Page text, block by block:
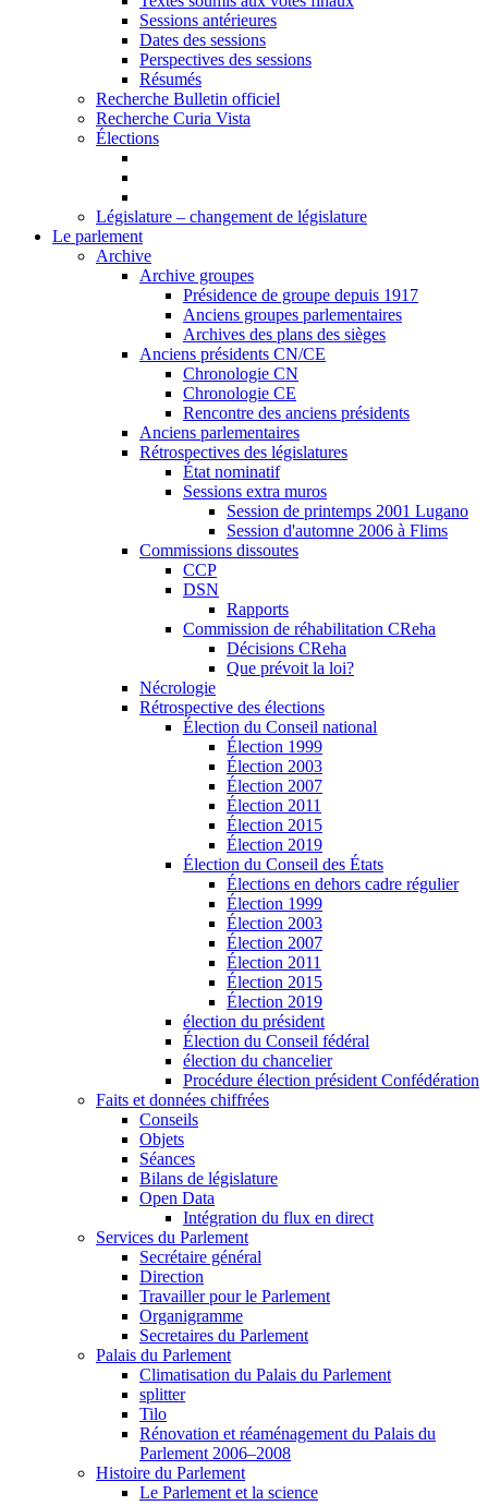
Sessions antérieures
Dates des sessions
Perspectives des sessions
Résumés
Recherche Bulletin officiel
Recherche Curia Vista
Élections
Législature – changement de législature
Le parlement
Archive
Archive groupes
Présidence de groupe depuis 1917
Anciens groupes parlementaires
Archives des plans des sièges
Anciens présidents CN/CE
Chronologie CN
Chronologie CE
Rencontre des anciens présidents
Anciens parlementaires
Rétrospectives des législatures
État nominatif
Sessions extra muros
Session de printemps 2001 Lugano
Session d'automne 2006 à Flims
Commissions dissoutes
CCP
DSN
Rapports
Commission de réhabilitation CReha
Décisions CReha
Que prévoit la loi?
Nécrologie
Rétrospective des élections
Élection du Conseil national
Élection 1999
Élection 2003
Élection 2007
Élection 2011
Élection 2015
Élection 2019
Élection du Conseil des États
Élections en dehors cadre régulier
Élection 1999
Élection 2003
Élection 2007
Élection 2011
Élection 2015
Élection 2019
élection du président
Élection du Conseil fédéral
élection du chancelier
Procédure élection président Confédération
Faits et données chiffrées
Conseils
Objets
Séances
Bilans de législature
Open Data
Intégration du flux en direct
Services du Parlement
Secrétaire général
Direction
Travailler pour le Parlement
Organigramme
Secretaires du Parlement
Palais du Parlement
Climatisation du Palais du Parlement
splitter
Tilo
Rénovation et réaménagement du Palais du
Parlement 2006–2008
Histoire du Parlement
Le Parlement et la science